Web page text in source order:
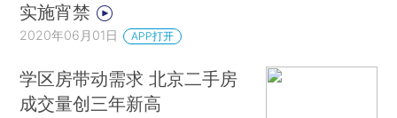
实施宵禁
2020年06月01日 APP打开
学区房带动需求 北京二手房
成交量创三年新高